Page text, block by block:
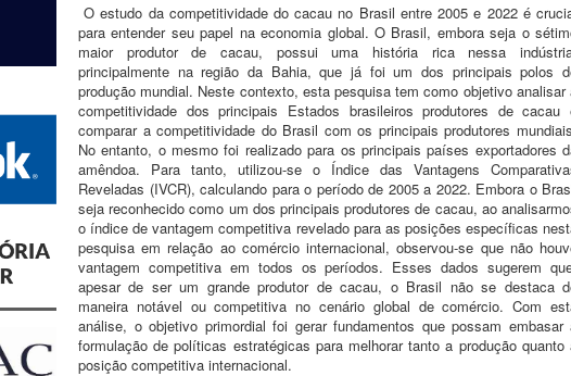
O estudo da competitividade do cacau no Brasil entre 2005 e 2022 é
para entender seu papel na economia global. O Brasil, embora seja o
maior produtor de cacau, possui uma história rica nessa
principalmente na região da Bahia, que já foi um dos principais polos
produção mundial. Neste contexto, esta pesquisa tem como objetivo analisar
competitividade dos principais Estados brasileiros produtores de cacau
comparar a competitividade do Brasil com os principais produtores
No entanto, o mesmo foi realizado para os principais países exportadores
amêndoa. Para tanto, utilizou-se o Índice das Vantagens
Reveladas (IVCR), calculando para o período de 2005 a 2022. Embora o
seja reconhecido como um dos principais produtores de cacau, ao
o índice de vantagem competitiva revelado para as posições específicas
pesquisa em relação ao comércio internacional, observou-se que não
vantagem competitiva em todos os períodos. Esses dados sugerem
apesar de ser um grande produtor de cacau, o Brasil não se destaca
maneira notável ou competitiva no cenário global de comércio. Com
análise, o objetivo primordial foi gerar fundamentos que possam embasar
formulação de políticas estratégicas para melhorar tanto a produção quanto
posição competitiva internacional.